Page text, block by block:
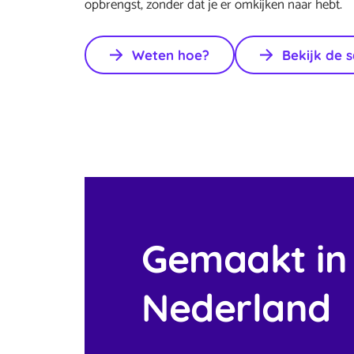
opbrengst, zonder dat je er omkijken naar hebt.
Weten hoe? Bekijk de
Gemaakt in
Nederland